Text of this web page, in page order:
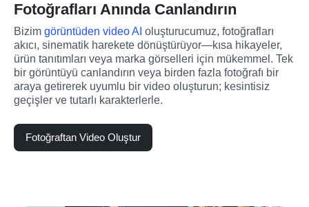
Fotoğrafları Anında Canlandırın
Bizim görüntüden video AI oluşturucumuz, fotoğrafları
akıcı, sinematik harekete dönüştürüyor—kısa hikayeler,
ürün tanıtımları veya marka görselleri için mükemmel. Tek
bir görüntüyü canlandırın veya birden fazla fotoğrafı bir
araya getirerek uyumlu bir video oluşturun; kesintisiz
geçişler ve tutarlı karakterlerle.
Fotoğraftan Video Oluştur